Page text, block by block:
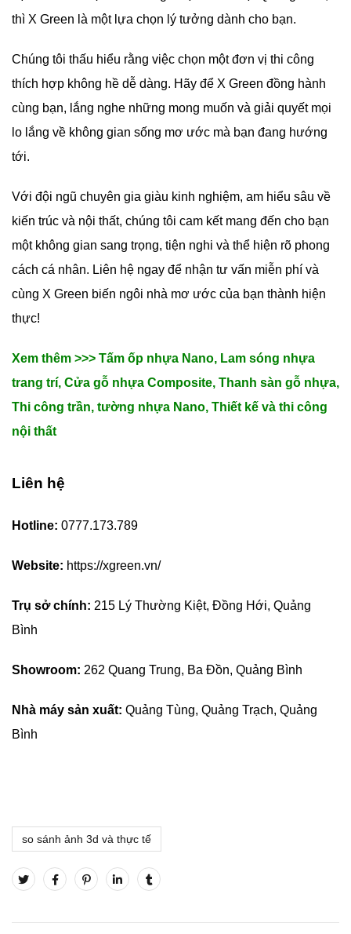
thì X Green là một lựa chọn lý tưởng dành cho bạn.
Chúng tôi thấu hiểu rằng việc chọn một đơn vị thi công
thích hợp không hề dễ dàng. Hãy để X Green đồng hành
cùng bạn, lắng nghe những mong muốn và giải quyết mọi
lo lắng về không gian sống mơ ước mà bạn đang hướng
tới.
Với đội ngũ chuyên gia giàu kinh nghiệm, am hiểu sâu về
kiến trúc và nội thất, chúng tôi cam kết mang đến cho bạn
một không gian sang trọng, tiện nghi và thể hiện rõ phong
cách cá nhân. Liên hệ ngay để nhận tư vấn miễn phí và
cùng X Green biến ngôi nhà mơ ước của bạn thành hiện
thực!
Xem thêm >>> Tấm ốp nhựa Nano, Lam sóng nhựa
trang trí, Cửa gỗ nhựa Composite, Thanh sàn gỗ nhựa,
Thi công trần, tường nhựa Nano, Thiết kế và thi công
nội thất
Liên hệ
Hotline: 0777.173.789
Website: https://xgreen.vn/
Trụ sở chính: 215 Lý Thường Kiệt, Đồng Hới, Quảng
Bình
Showroom: 262 Quang Trung, Ba Đồn, Quảng Bình
Nhà máy sản xuất: Quảng Tùng, Quảng Trạch, Quảng
Bình
so sánh ảnh 3d và thực tế